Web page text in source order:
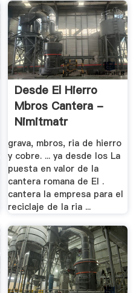
Desde El Hierro
Mbros Cantera -
Nimitmatr
grava, mbros, ria de hierro
y cobre. ... ya desde los La
puesta en valor de la
cantera romana de El .
cantera la empresa para el
reciclaje de la ria ...